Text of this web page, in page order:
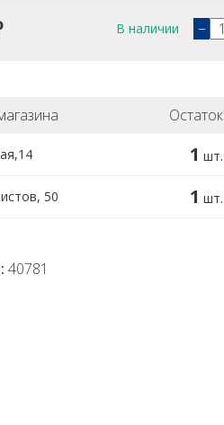
В наличии −
Остаток
1 шт.
50 1 шт.
40781